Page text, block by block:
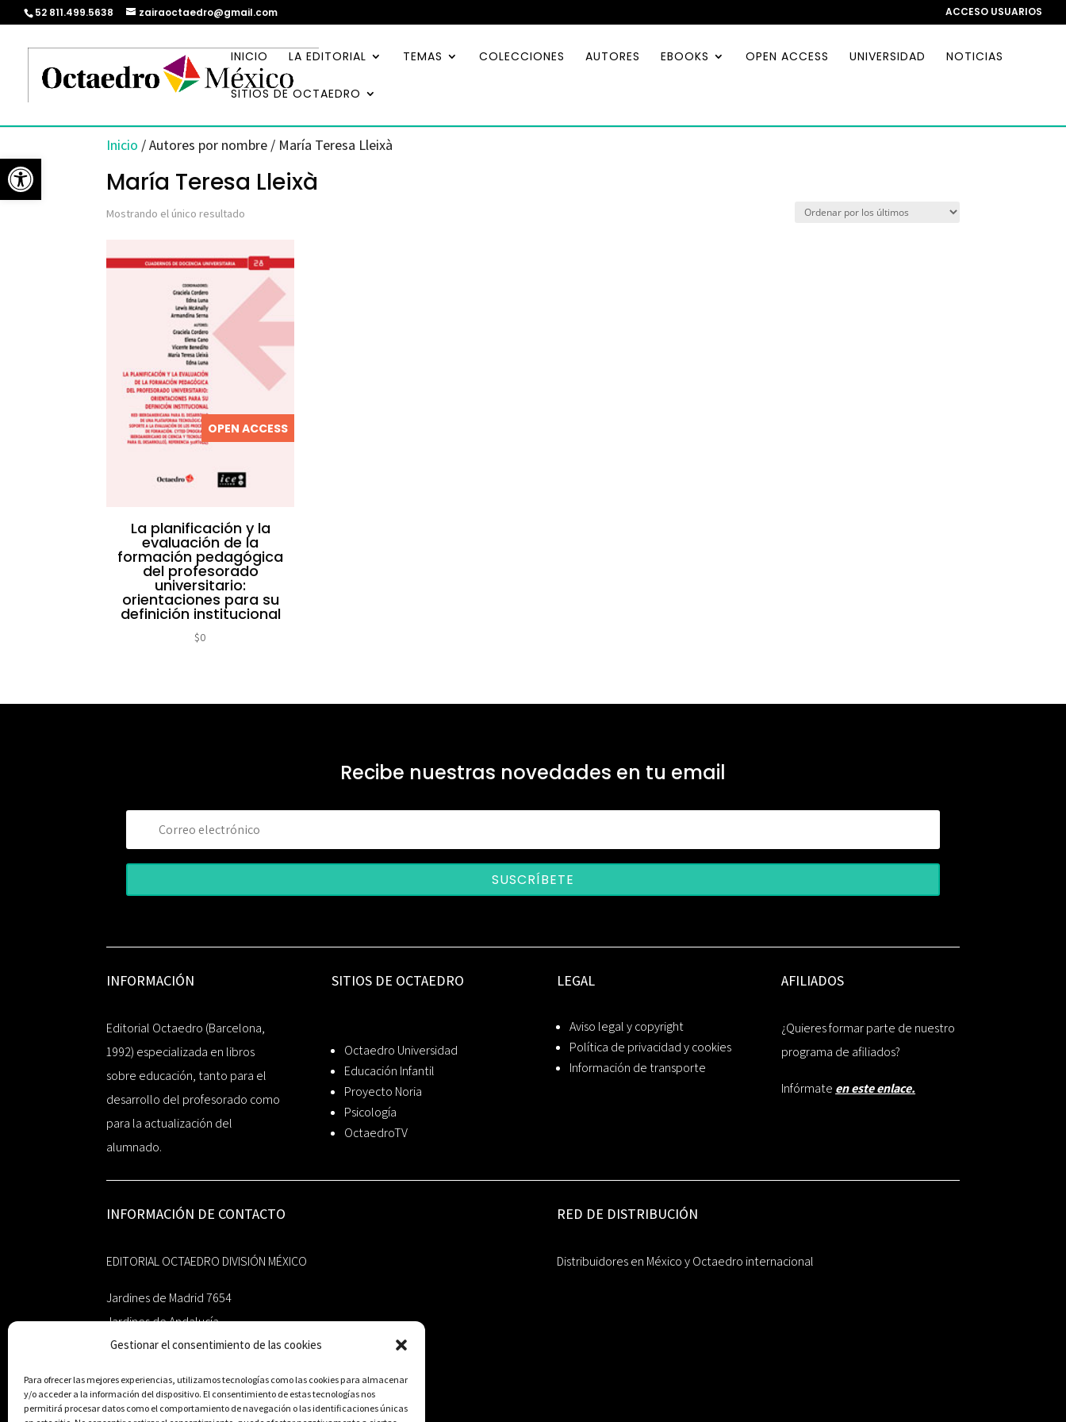
Abrir barra de herramientas
Gestionar el consentimiento de las cookies
Para ofrecer las mejores experiencias, utilizamos tecnologías como las cookies para almacenar
y/o acceder a la información del dispositivo. El consentimiento de estas tecnologías nos
permitirá procesar datos como el comportamiento de navegación o las identificaciones únicas
52 811.499.5638 zairaoctaedro@gmail.com ACCESO USUARIOS
INICIO LA EDITORIAL TEMAS COLECCIONES AUTORES EBOOKS OPEN ACCESS UNIVERSIDAD NOTICIAS
SITIOS DE OCTAEDRO
Inicio / Autores por nombre / María Teresa Lleixà
María Teresa Lleixà
Mostrando el único resultado
OPEN ACCESS
La planificación y la
evaluación de la
formación pedagógica
del profesorado
universitario:
orientaciones para su
definición institucional
$0
Recibe nuestras novedades en tu email
SUSCRÍBETE
INFORMACIÓN
Editorial Octaedro (Barcelona,
1992) especializada en libros
sobre educación, tanto para el
desarrollo del profesorado como
para la actualización del
alumnado.
SITIOS DE OCTAEDRO
Octaedro Universidad
Educación Infantil
Proyecto Noria
Psicología
OctaedroTV
LEGAL
Aviso legal y copyright
Política de privacidad y cookies
Información de transporte
AFILIADOS
¿Quieres formar parte de nuestro
programa de afiliados?
Infórmate en este enlace.
INFORMACIÓN DE CONTACTO
EDITORIAL OCTAEDRO DIVISIÓN MÉXICO
Jardines de Madrid 7654
Jardines de Andalucía
Guadalupe, Nuevo León
zairaoctaedro@gmail.com
RED DE DISTRIBUCIÓN
Distribuidores en México y Octaedro internacional